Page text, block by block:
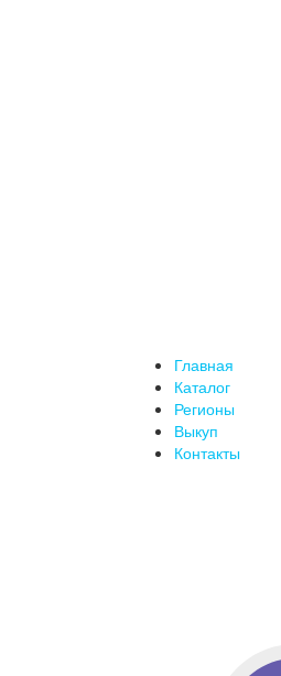
Главная
Каталог
Регионы
Выкуп
Контакты